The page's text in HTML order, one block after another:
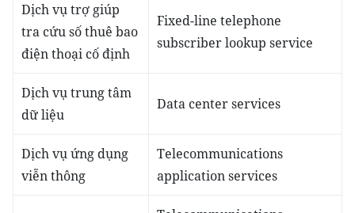
Dịch vụ trợ giúp
tra cứu số thuê bao
điện thoại cố định
Fixed-line telephone
subscriber lookup service
Dịch vụ trung tâm
dữ liệu
Data center services
Dịch vụ ứng dụng
viễn thông
Telecommunications
application services